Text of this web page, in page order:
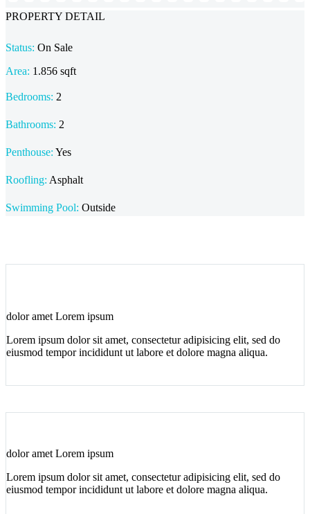
PROPERTY DETAIL
Status: On Sale
Area: 1.856 sqft
Bedrooms: 2
Bathrooms: 2
Penthouse: Yes
Roofling: Asphalt
Swimming Pool: Outside
dolor amet Lorem ipsum
Lorem ipsum dolor sit amet, consectetur adipisicing elit, sed do
eiusmod tempor incididunt ut labore et dolore magna aliqua.
dolor amet Lorem ipsum
Lorem ipsum dolor sit amet, consectetur adipisicing elit, sed do
eiusmod tempor incididunt ut labore et dolore magna aliqua.